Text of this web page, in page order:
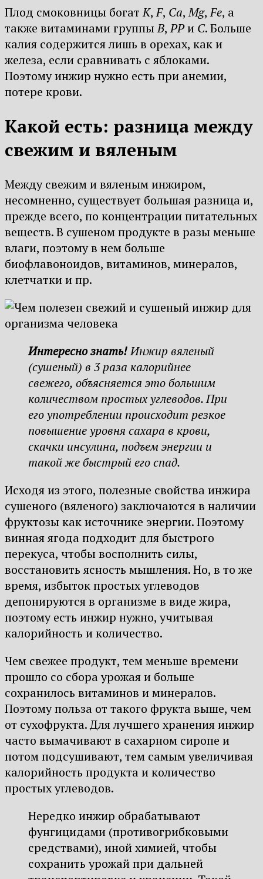
Плод смоковницы богатK,F, Ca,Mg,Fe, а
также витаминами группыB,PPи C. Больше
калия содержится лишь в орехах, как и
железа, если сравнивать с яблоками.
Поэтому инжир нужно есть при анемии,
потере крови.
Какой есть: разница между
свежим и вяленым
Между свежим и вяленым инжиром,
несомненно, существует большая разница и,
прежде всего, по концентрации питательных
веществ. В сушеном продукте в разы меньше
влаги, поэтому в нем больше
биофлавоноидов, витаминов, минералов,
клетчатки и пр.
Интересно знать!Инжир вяленый
(сушеный) в 3 раза калорийнее
свежего, объясняется это большим
количеством простых углеводов. При
его употреблении происходит резкое
повышение уровня сахара в крови,
скачки инсулина, подъем энергии и
такой же быстрый его спад.
Исходя из этого, полезные свойства инжира
сушеного (вяленого) заключаются в наличии
фруктозы как источнике энергии. Поэтому
винная ягода подходит для быстрого
перекуса, чтобы восполнить силы,
восстановить ясность мышления. Но, в то же
время, избыток простых углеводов
депонируются в организме в виде жира,
поэтому есть инжир нужно, учитывая
калорийность и количество.
Чем свежее продукт, тем меньше времени
прошло со сбора урожая и больше
сохранилось витаминов и минералов.
Поэтому польза от такого фрукта выше, чем
от сухофрукта. Для лучшего хранения инжир
часто вымачивают в сахарном сиропе и
потом подсушивают, тем самым увеличивая
калорийность продукта и количество
простых углеводов.
Нередко инжир обрабатывают
фунгицидами (противогрибковыми
средствами), иной химией, чтобы
сохранить урожай при дальней